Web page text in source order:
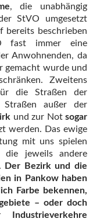
, die unabhängig
StVO umgesetzt
bereits beschrieben
fast immer eine
Anwohnenden, da
gemacht wurde und
Zweitens
die Straßen der
außer der
und zur Notsogar
werden. Das ewige
mit uns spielen
die jeweils andere
Der Bezirk und die
in Pankow haben
Farbe bekennen,
– oder doch